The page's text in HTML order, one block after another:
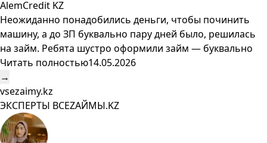
AlemCredit KZ
Неожиданно понадобились деньги, чтобы починить
машину, а до ЗП буквально пару дней было, решилась
на займ. Ребята шустро оформили займ — буквально
Читать полностью14.05.2026
→
vsezaimy.kz
ЭКСПЕРТЫ ВСЕZAЙМЫ.KZ